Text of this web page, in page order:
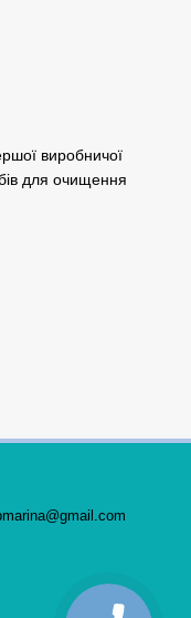
виробничої
для очищення